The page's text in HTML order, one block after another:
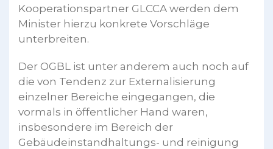
Kooperationspartner GLCCA werden dem
Minister hierzu konkrete Vorschläge
unterbreiten.
Der OGBL ist unter anderem auch noch auf
die von Tendenz zur Externalisierung
einzelner Bereiche eingegangen, die
vormals in öffentlicher Hand waren,
insbesondere im Bereich der
Gebäudeinstandhaltungs- und reinigung